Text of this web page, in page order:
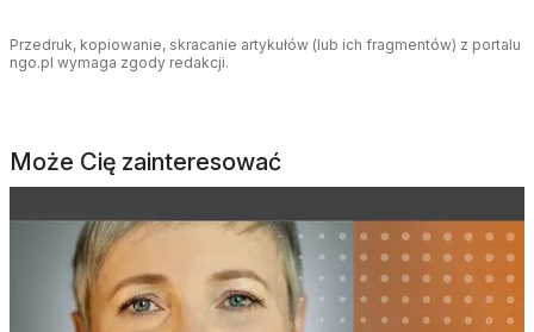
Przedruk, kopiowanie, skracanie artykułów (lub ich fragmentów) z portalu
ngo.pl wymaga zgody redakcji.
Może Cię zainteresować